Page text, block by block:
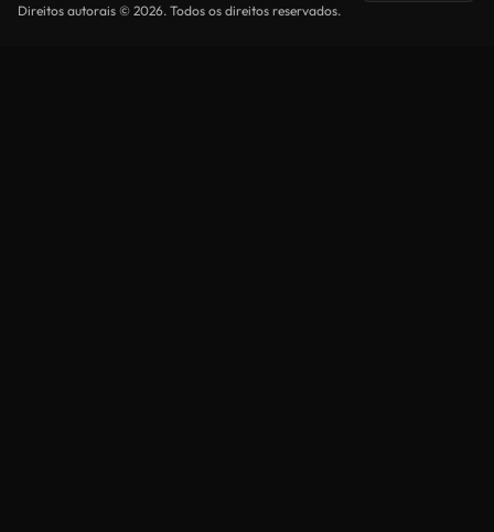
Direitos autorais © 2026. Todos os direitos reservados.